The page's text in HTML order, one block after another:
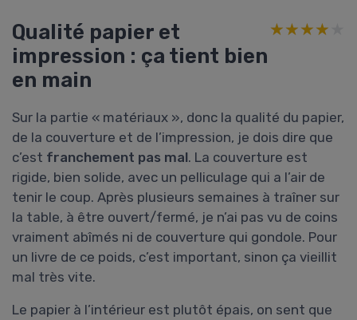
Qualité papier et
impression : ça tient bien
en main
★★★★★
★★★★★
Sur la partie « matériaux », donc la qualité du papier,
de la couverture et de l’impression, je dois dire que
c’est franchement pas mal. La couverture est
rigide, bien solide, avec un pelliculage qui a l’air de
tenir le coup. Après plusieurs semaines à traîner sur
la table, à être ouvert/fermé, je n’ai pas vu de coins
vraiment abîmés ni de couverture qui gondole. Pour
un livre de ce poids, c’est important, sinon ça vieillit
mal très vite.
Le papier à l’intérieur est plutôt épais, on sent que